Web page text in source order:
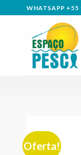
to
WHATSAPP +55
Oferta!